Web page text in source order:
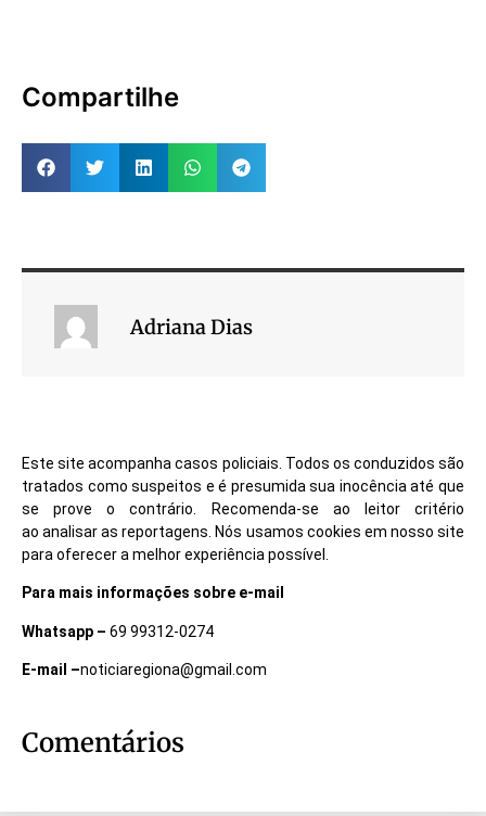
Compartilhe
Adriana Dias
Este site acompanha casos policiais. Todos os conduzidos são
tratados como suspeitos e é presumida sua inocência até que
se prove o contrário. Recomenda-se ao leitor critério
ao analisar as reportagens. Nós usamos cookies em nosso site
para oferecer a melhor experiência possível.
Para mais informações sobre e-mail
Whatsapp – 69 99312-0274
E-mail –noticiaregiona@gmail.com
Comentários